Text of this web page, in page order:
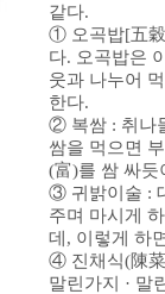
같다.
① 오곡밥[五穀
다. 오곡밥은
웃과 나누어
한다.
② 복쌈 : 취나
쌈을 먹으면 부
(富)를 쌈 싸듯
③ 귀밝이술 :
주며 마시게
데, 이렇게 하
④ 진채식(陳菜
말린가지 · 말